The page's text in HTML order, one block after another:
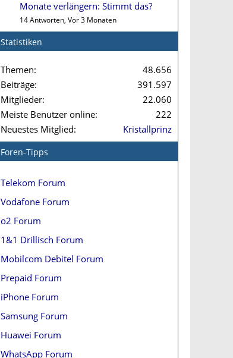
Monate verlängern: Stimmt das?
14 Antworten, Vor 3 Monaten
Statistiken
Themen
48.656
Beiträge
391.597
Mitglieder
22.060
Meiste Benutzer online
222
Neuestes Mitglied
Kristallprinz
Foren-Tipps
Telekom Forum
Vodafone Forum
o2 Forum
1&1 Drillisch Forum
Mobilcom Debitel Forum
Prepaid Forum
iPhone Forum
Samsung Forum
Huawei Forum
WhatsApp Forum